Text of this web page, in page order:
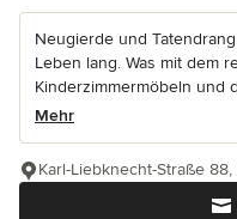
Neugierde und
Leben lang. Was mit dem
Kinderzimmermöbeln und
Mehr
Karl-Liebknecht-Straße